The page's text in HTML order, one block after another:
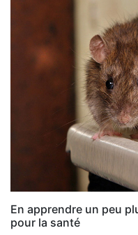
En apprendre un peu
pour la santé